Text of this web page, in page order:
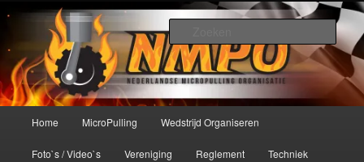
primaire
inhoudNederlandse MicroPulling
Organisatie
De meest krachtige modelbouwsport ter wereld!
Home MicroPulling Wedstrijd Organiseren
Foto`s / Video`s Vereniging Reglement Techniek